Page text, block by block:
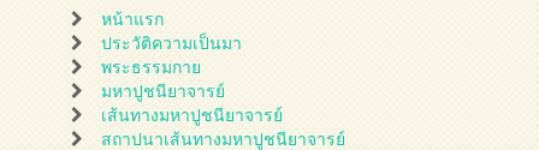
หน้าแรก
ประวัติความเป็นมา
พระธรรมกาย
มหาปูชนียาจารย์
เส้นทางมหาปูชนียาจารย์
สถาปนาเส้นทางมหาปูชนียาจารย์